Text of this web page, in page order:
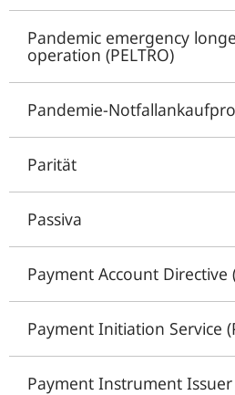
Pandemic emergency
operation (PELTRO)
Pandemie-
Parität
Passiva
Payment Account Directive
Payment Initiation Service
Payment Instrument Issuer